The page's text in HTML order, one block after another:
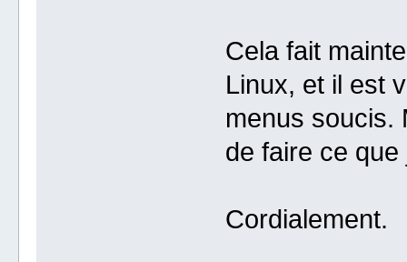
Cela fait
Linux, et il est
menus soucis.
de faire ce
Cordialement.